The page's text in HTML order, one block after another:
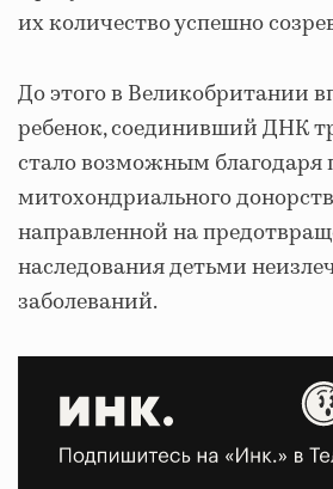
их количество успешно
До этого в Великобритании
ребенок, соединивший ДНК
стало возможным благодаря
митохондриального
направленной на
наследования детьми
заболеваний.